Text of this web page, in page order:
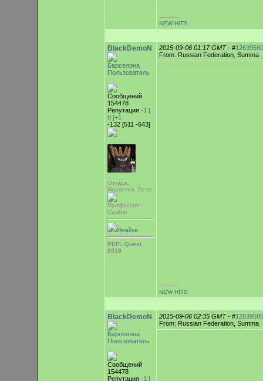
-----------
NEW HITS
BlackDemoN
Барселона
Пользователь
Сообщений
154478
Репутация -1 |
0 |+1
-132 [511 -643]
Откуда:
Норвегия, Осло
Профессия:
Couber
Ямайка
PEFL Quest
2018
2015-09-06 01:17 GMT- #12639560
From: Russian Federation, Summa
-----------
NEW HITS
BlackDemoN
Барселона
Пользователь
Сообщений
154478
Репутация -1 |
2015-09-06 02:35 GMT- #12639585
From: Russian Federation, Summa